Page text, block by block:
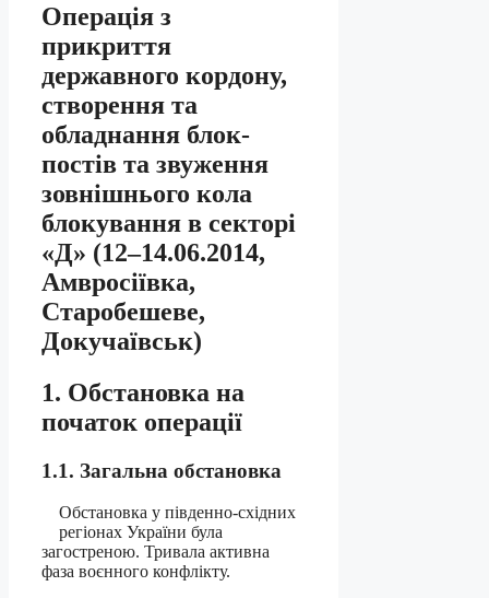
Операція з
прикриття
державного кордону,
створення та
обладнання блок-
постів та звуження
зовнішнього кола
блокування в секторі
«Д» (12–14.06.2014,
Амвросіївка,
Старобешеве,
Докучаївськ)
1. Обстановка на
початок операції
1.1. Загальна обстановка
Обстановка у південно-східних
регіонах України була
загостреною. Тривала активна
фаза воєнного конфлікту.